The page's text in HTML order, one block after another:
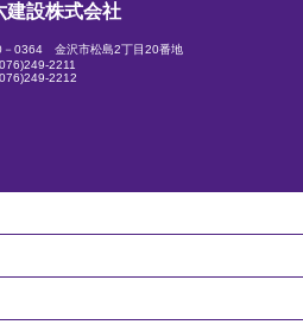
建設株式会社
－0364 金沢市松島2丁目20番地
2211
2212